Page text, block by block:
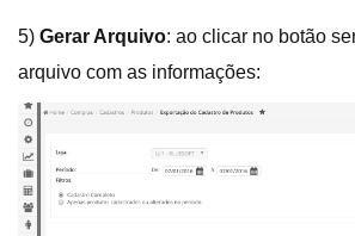
5) Gerar Arquivo: ao clicar no botão
arquivo com as informações: